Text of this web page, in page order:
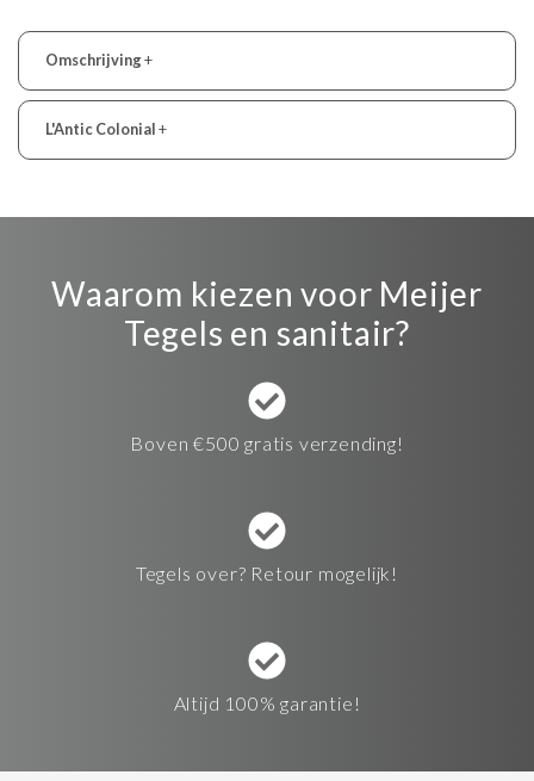
Omschrijving+
L'Antic Colonial+
Waarom kiezen voor Meijer
Tegels en sanitair?
Boven €500 gratis verzending!
Tegels over? Retour mogelijk!
Altijd 100% garantie!